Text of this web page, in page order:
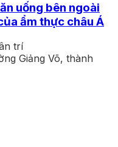
uống bên ngoài
ẩm thực châu Á
trí
Giảng Võ, thành